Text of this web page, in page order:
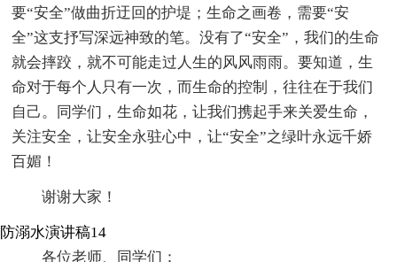
要“安全”做曲折迂回的护堤；生命之画卷，需要“安
全”这支抒写深远神致的笔。没有了“安全”，我们的生命
就会摔跤，就不可能走过人生的风风雨雨。要知道，生
命对于每个人只有一次，而生命的控制，往往在于我们
自己。同学们，生命如花，让我们携起手来关爱生命，
关注安全，让安全永驻心中，让“安全”之绿叶永远千娇
百媚！
谢谢大家！
防溺水演讲稿14
各位老师、同学们：